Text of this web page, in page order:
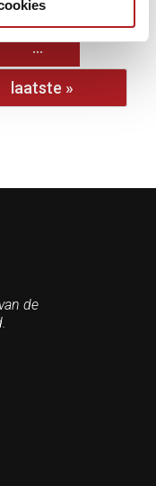
52
…
laatste »
de